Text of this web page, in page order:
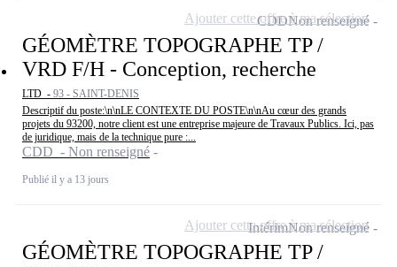
GÉOMÈTRE TOPOGRAPHE TP /
VRD F/H - Conception, recherche
LTD - 93 - SAINT-DENIS
Descriptif du poste:\n\nLE CONTEXTE DU POSTE\n\nAu cœur des grands
projets du 93200, notre client est une entreprise majeure de Travaux Publics. Ici, pas
de juridique, mais de la technique pure :...
CDD - Non renseigné
Publié il y a 13 jours
CDDNon renseigné
Ajouter cette offre à ma sélection
GÉOMÈTRE TOPOGRAPHE TP /
IntérimNon renseigné
Ajouter cette offre à ma sélection